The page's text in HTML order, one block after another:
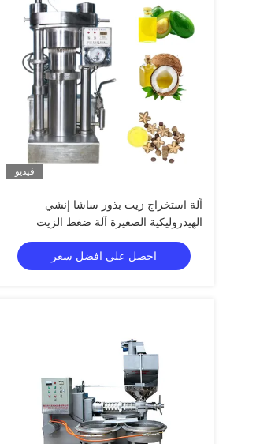
فيديو
آلة استخراج زيت بذور ساشا إنشي
الهيدروليكية الصغيرة آلة ضغط الزيت
احصل على افضل سعر